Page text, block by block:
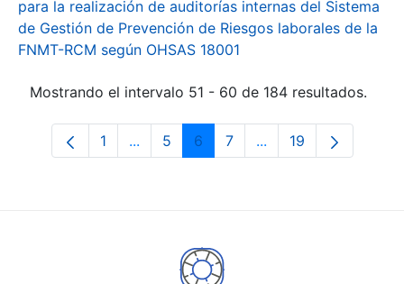
para la realización de auditorías internas del Sistema
de Gestión de Prevención de Riesgos laborales de la
FNMT-RCM según OHSAS 18001
Mostrando el intervalo 51 - 60 de 184 resultados.
Página
1 ...Páginas intermedias Use TAB para
Página
5 Página
6 Página
7 ...Páginas intermedias
Página
19